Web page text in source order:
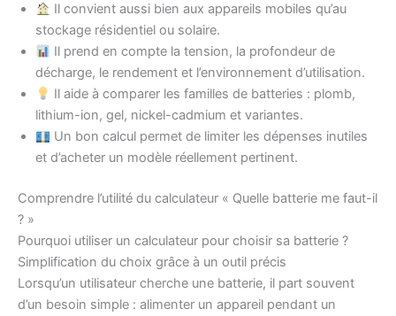
Il convient aussi bien aux appareils mobiles qu’au
stockage résidentiel ou solaire.
Il prend en compte la tension, la profondeur de
décharge, le rendement et l’environnement d’utilisation.
Il aide à comparer les familles de batteries : plomb,
lithium-ion, gel, nickel-cadmium et variantes.
Un bon calcul permet de limiter les dépenses inutiles
et d’acheter un modèle réellement pertinent.
Comprendre l’utilité du calculateur « Quelle batterie me faut-il
? »
Pourquoi utiliser un calculateur pour choisir sa batterie ?
Simplification du choix grâce à un outil précis
Lorsqu’un utilisateur cherche une batterie, il part souvent
d’un besoin simple : alimenter un appareil pendant un